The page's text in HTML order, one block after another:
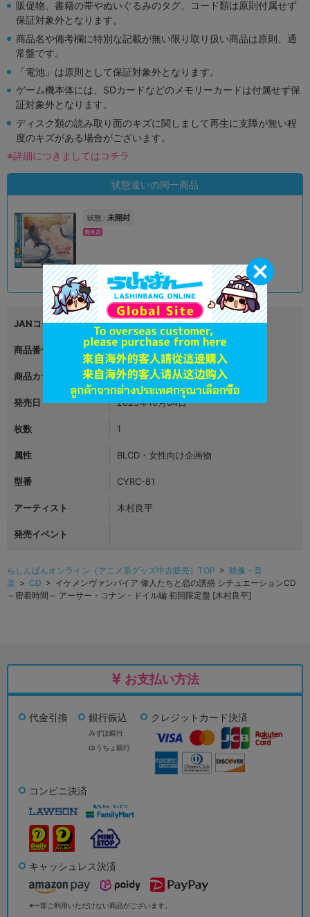
販促物、書籍の帯やぬいぐるみのタグ、コード類は原則付属せず
保証対象外となります。
商品名や備考欄に特別な記載が無い限り取り扱い商品は原則、通
常盤です。
「電池」は原則として保証対象外となります。
ゲーム機本体には、SDカードなどのメモリーカードは付属せず保
証対象外となります。
ディスク類の読み取り面のキズに関しまして再生に支障が無い程
度のキズがある場合がございます。
※詳細につきましてはコチラ
状態違いの同一商品
状態 : 未開封
熊本店
在庫あり 1,990円 税込
JANコード 4562293345818
商品番号 L05366083
商品カテゴリ 映像・音楽
発売日 2023年10月04日
枚数 1
属性 BLCD・女性向け企画物
型番 CYRC-81
アーティスト 木村良平
発売イベント
らしんばんオンライン（アニメ系グッズ中古販売）TOP > 映像・音
楽 > CD > イケメンヴァンパイア 偉人たちと恋の誘惑 シチュエーションCD
～密着時間～ アーサー・コナン・ドイル編 初回限定盤 [木村良平]
お支払い方法
代金引換 銀行振込
みずほ銀行、
ゆうちょ銀行
クレジットカード決済
コンビニ決済
キャッシュレス決済
※一部ご利用いただけない商品がございます。